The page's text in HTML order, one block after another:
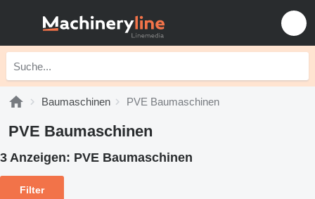
Baumaschinen PVE Baumaschinen
PVE Baumaschinen
3 Anzeigen: PVE Baumaschinen
Filter